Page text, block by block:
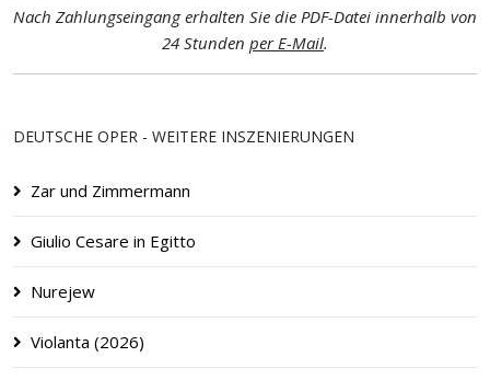
Nach Zahlungseingang erhalten Sie die PDF-Datei innerhalb von
24 Stunden per E-Mail.
DEUTSCHE OPER - WEITERE INSZENIERUNGEN
Zar und Zimmermann
Giulio Cesare in Egitto
Nurejew
Violanta (2026)